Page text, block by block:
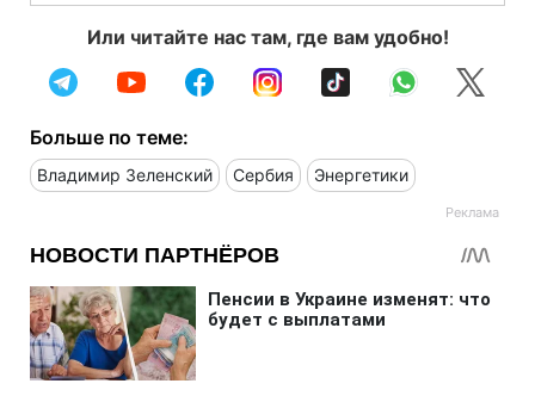
Или читайте нас там, где вам удобно!
Больше по теме:
Владимир Зеленский Сербия Энергетики